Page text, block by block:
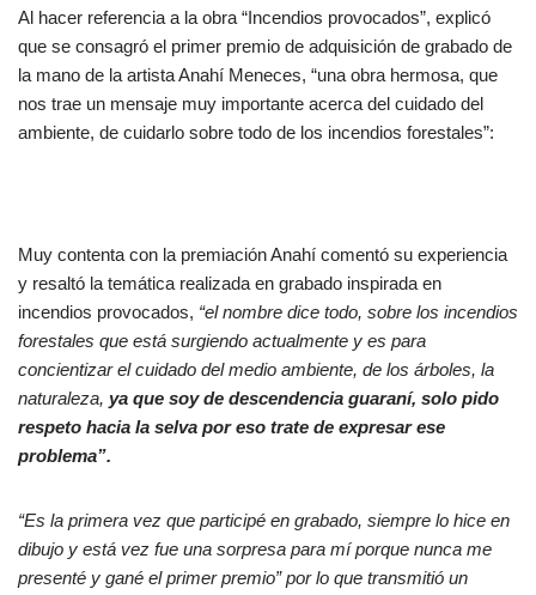
Al hacer referencia a la obra “Incendios provocados”, explicó
que se consagró el primer premio de adquisición de grabado de
la mano de la artista Anahí Meneces, “una obra hermosa, que
nos trae un mensaje muy importante acerca del cuidado del
ambiente, de cuidarlo sobre todo de los incendios forestales”:
Muy contenta con la premiación Anahí comentó su experiencia
y resaltó la temática realizada en grabado inspirada en
incendios provocados, “el nombre dice todo, sobre los incendios
forestales que está surgiendo actualmente y es para
concientizar el cuidado del medio ambiente, de los árboles, la
naturaleza, ya que soy de descendencia guaraní, solo pido
respeto hacia la selva por eso trate de expresar ese
problema”.
“Es la primera vez que participé en grabado, siempre lo hice en
dibujo y está vez fue una sorpresa para mí porque nunca me
presenté y gané el primer premio” por lo que transmitió un